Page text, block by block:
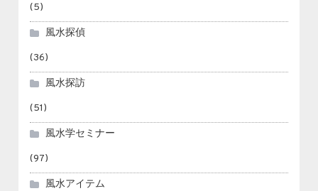
(5)
風水探偵
(36)
風水探訪
(51)
風水学セミナー
(97)
風水アイテム